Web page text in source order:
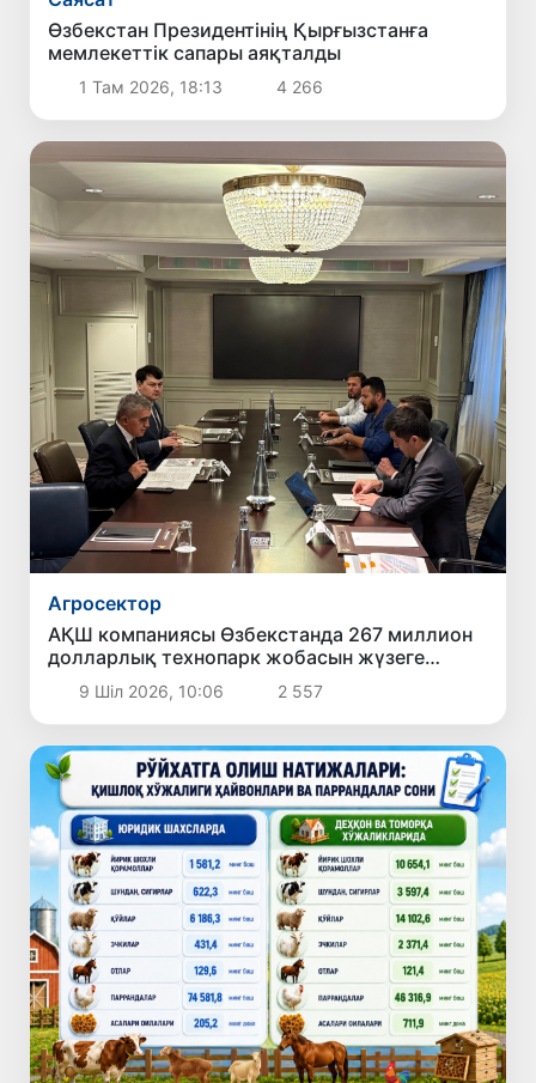
Өзбекстан Президентінің Қырғызстанға
мемлекеттік сапары аяқталды
1 Там 2026, 18:13 4 266
Агросектор
АҚШ компаниясы Өзбекстанда 267 миллион
долларлық технопарк жобасын жүзеге
асыруы мүмкін
9 Шіл 2026, 10:06 2 557